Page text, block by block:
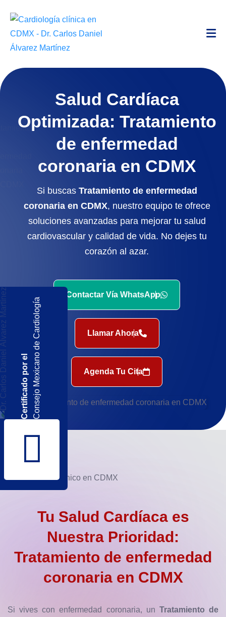
Salud Cardíaca
Optimizada: Tratamiento
de enfermedad
coronaria en CDMX
Si buscas Tratamiento de enfermedad
coronaria en CDMX, nuestro equipo te ofrece
soluciones avanzadas para mejorar tu salud
cardiovascular y calidad de vida. No dejes tu
corazón al azar.
Contactar Vía WhatsApp
Llamar Ahora
Agenda Tu Cita
Certificado por elConsejo Mexicano de Cardiología
Tu Salud Cardíaca es
Nuestra Prioridad:
Tratamiento de enfermedad
coronaria en CDMX
Si vives con enfermedad coronaria, un Tratamiento de